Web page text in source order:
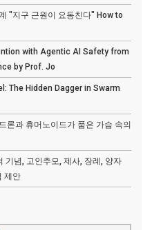
"지구 근원이 요동친다" How to
with Agentic AI Safety from
by Prof. Jo
The Hidden Dagger in Swarm
론과 휴머노이드가 품은 가슴 속의
기념, 고인추모, 제사, 장례, 양자
제안